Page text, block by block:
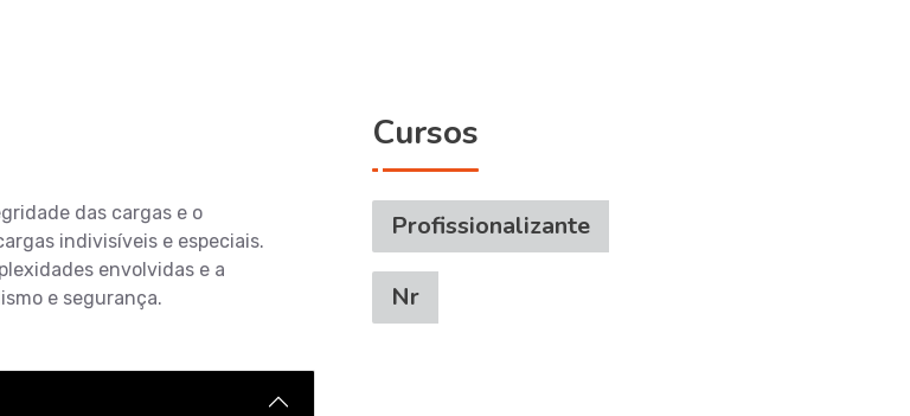
das cargas e o
indivisíveis e especiais.
envolvidas e a
e segurança.
Cursos
Profissionalizante
Nr